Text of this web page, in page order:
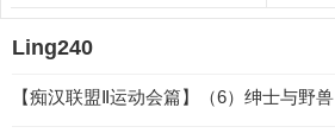
Ling240
【痴汉联盟Ⅱ运动会篇】（6）绅士与野兽